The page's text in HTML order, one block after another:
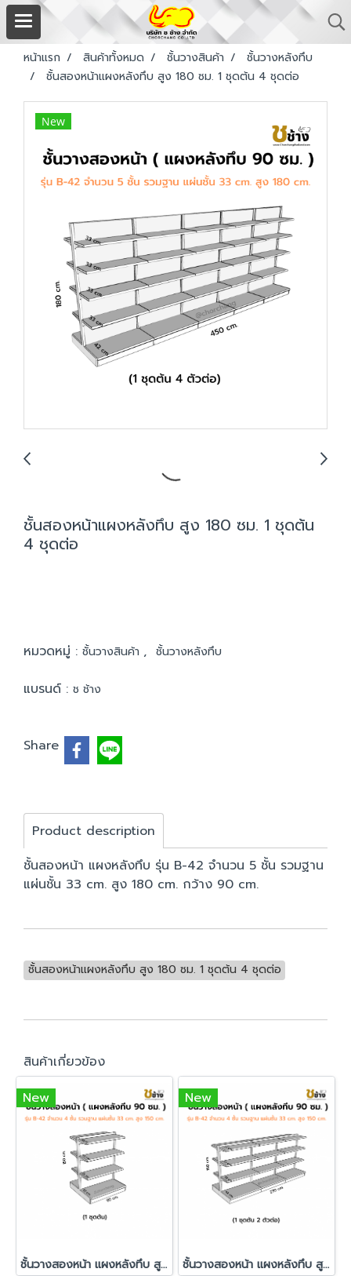
หน้าแรก สินค้าทั้งหมด ชั้นวางสินค้า
ชั้นวางหลังทึบ
ชั้นสองหน้าแผงหลังทึบ สูง 180 ซม. 1 ชุดต้น 4 ชุดต่อ
New
ชั้นสองหน้าแผงหลังทึบ สูง 180 ซม. 1 ชุดต้น
4 ชุดต่อ
หมวดหมู่ : ชั้นวางสินค้า , ชั้นวางหลังทึบ
แบรนด์ : ช ช้าง
Share
Product description
ชั้นสองหน้า แผงหลังทึบ รุ่น B-42 จำนวน 5 ชั้น รวมฐาน
แผ่นชั้น 33 cm. สูง 180 cm. กว้าง 90 cm.
ชั้นสองหน้าแผงหลังทึบ สูง 180 ซม. 1 ชุดต้น 4 ชุดต่อ
สินค้าเกี่ยวข้อง
New
ชั้นวางสองหน้า แผงหลังทึบ สูง 150 ซม. 1 ชุดต้น
New
ชั้นวางสองหน้า แผงหลังทึบ สูง 150 ซม. 1 ชุดต้น 2 ชุดต่อ